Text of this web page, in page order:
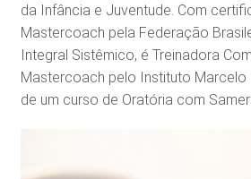
da Infância e Juventude. Com
Mastercoach pela Federação
Integral Sistêmico, é Treinadora
Mastercoach pelo Instituto Marcelo
de um curso de Oratória com Samer